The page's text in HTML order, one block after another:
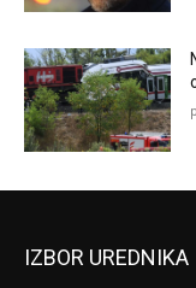
IZBOR UREDNIKA